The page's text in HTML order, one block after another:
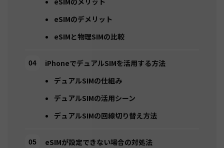
eSIMのデメリット
eSIMと物理SIMの比較
iPhoneでデュアルSIMを活用する方法
デュアルSIMの仕組み
デュアルSIMの活用シーン
デュアルSIMの回線切り替え方法
eSIMが設定できない場合の対処法